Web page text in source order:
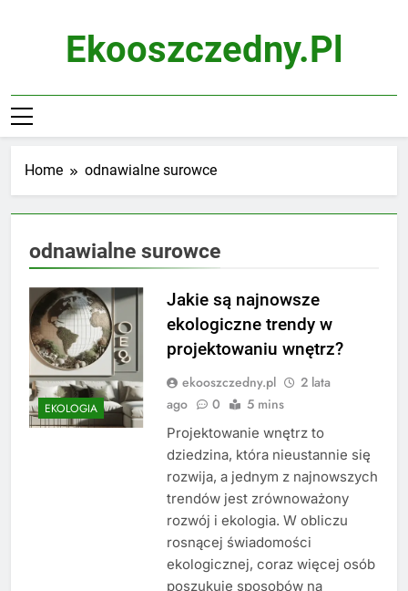
Ekooszczedny.pl
Home odnawialne surowce
odnawialne surowce
EKOLOGIA
Jakie są najnowsze
ekologiczne trendy w
projektowaniu wnętrz?
ekooszczedny.pl
2 lata
ago
0 5 mins
Projektowanie wnętrz to
dziedzina, która nieustannie się
rozwija, a jednym z najnowszych
trendów jest zrównoważony
rozwój i ekologia. W obliczu
rosnącej świadomości
ekologicznej, coraz więcej osób
poszukuje sposobów na